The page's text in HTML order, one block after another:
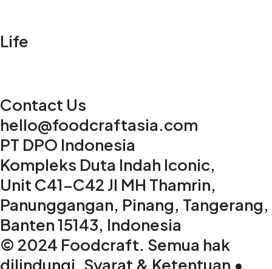
Life
Contact Us
hello@foodcraftasia.com
PT DPO Indonesia
Kompleks Duta Indah Iconic,
Unit C41-C42 Jl MH Thamrin,
Panunggangan, Pinang, Tangerang,
Banten 15143, Indonesia
© 2024 Foodcraft. Semua hak
dilindungi. Syarat & Ketentuan •